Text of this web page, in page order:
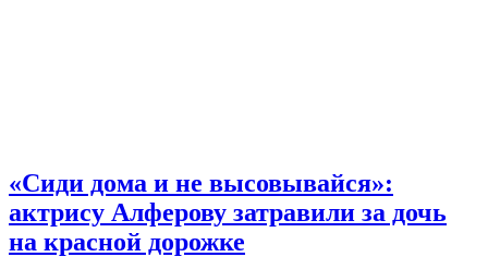
«Сиди дома и не высовывайся»:
актрису Алферову затравили за дочь
на красной дорожке